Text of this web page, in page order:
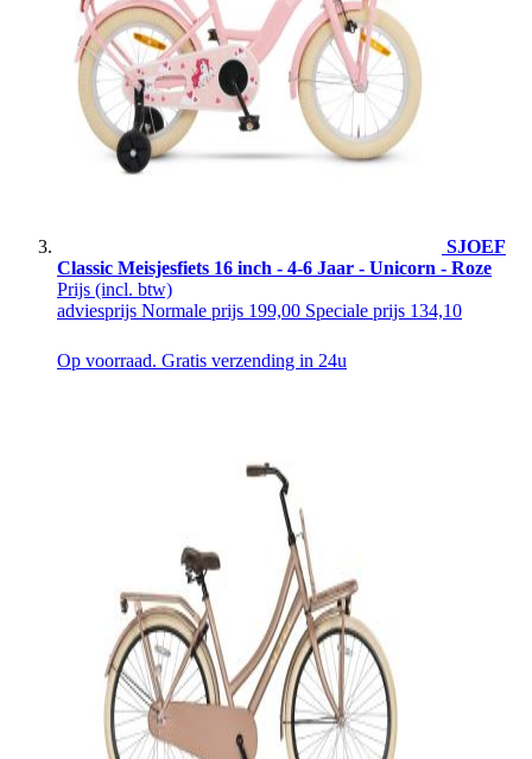
SJOEF
Classic Meisjesfiets 16 inch - 4-6 Jaar - Unicorn - Roze
Prijs (incl. btw)
adviesprijs Normale prijs 199,00 Speciale prijs 134,10
Op voorraad. Gratis verzending in 24u